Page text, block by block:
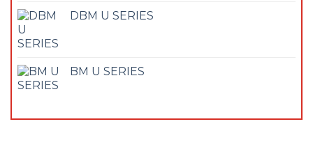
DBM U SERIES
BM U SERIES